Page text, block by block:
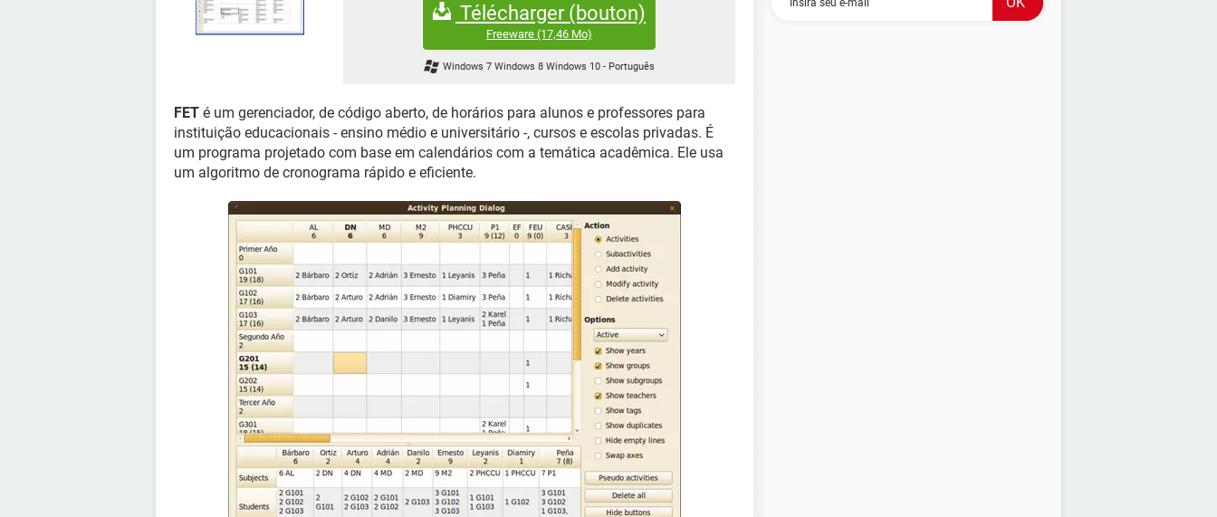
Télécharger (bouton)
Freeware (17,46 Mo)
Windows 7 Windows 8 Windows 10 - Português
FET é um gerenciador, de código aberto, de horários para alunos e professores para
instituição educacionais - ensino médio e universitário -, cursos e escolas privadas. É
um programa projetado com base em calendários com a temática acadêmica. Ele usa
um algoritmo de cronograma rápido e eficiente.